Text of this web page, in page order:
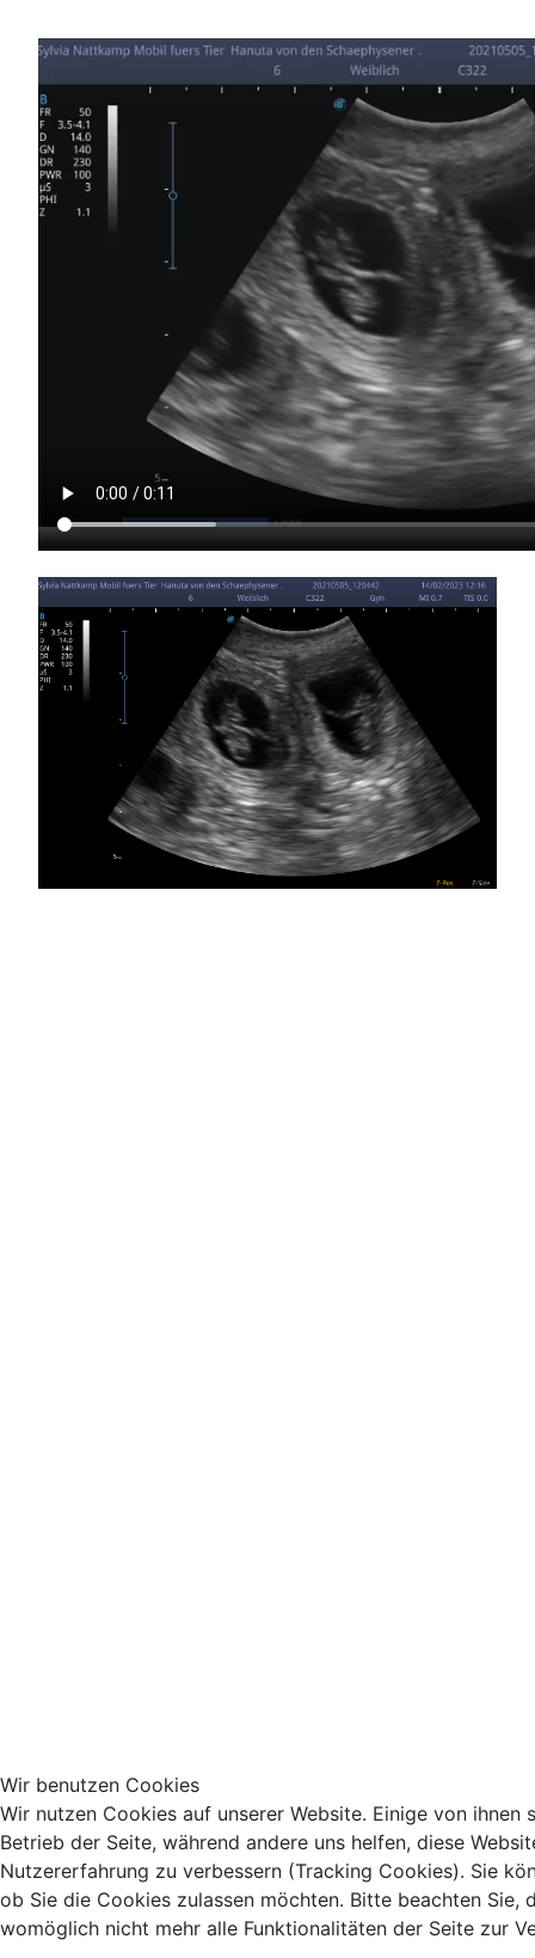
Wir benutzen Cookies
Wir nutzen Cookies auf unserer Website. Einige von ihnen
Betrieb der Seite, während andere uns helfen, diese
Nutzererfahrung zu verbessern (Tracking Cookies). Sie
ob Sie die Cookies zulassen möchten. Bitte beachten Sie,
womöglich nicht mehr alle Funktionalitäten der Seite zur